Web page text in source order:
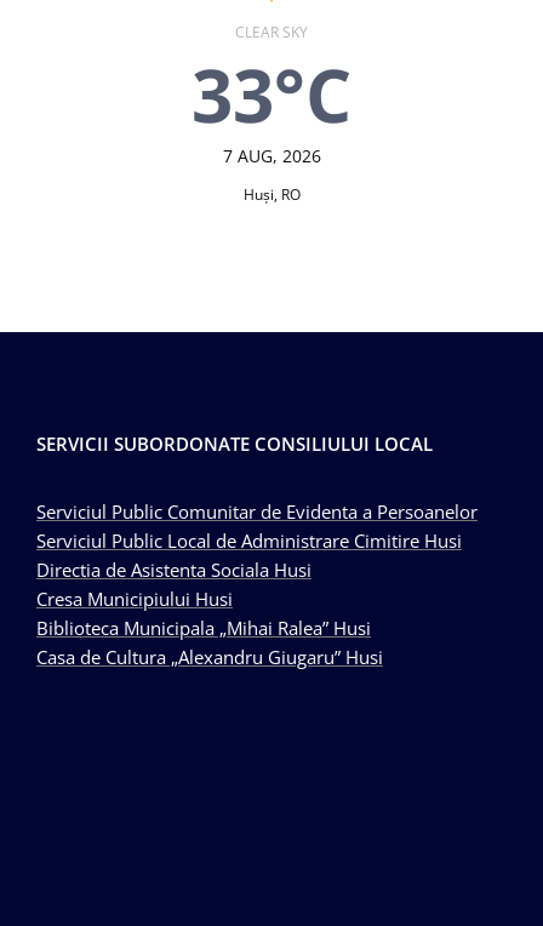
CLEAR SKY
33°C
7 AUG, 2026
Huşi, RO
SERVICII SUBORDONATE CONSILIULUI LOCAL
Serviciul Public Comunitar de Evidenta a Persoanelor
Serviciul Public Local de Administrare Cimitire Husi
Directia de Asistenta Sociala Husi
Cresa Municipiului Husi
Biblioteca Municipala „Mihai Ralea” Husi
Casa de Cultura „Alexandru Giugaru” Husi